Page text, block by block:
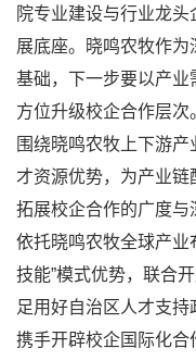
院专业建设与行业龙
展底座。晓鸣农牧作
基础，下一步要以产
方位升级校企合作层次
围绕晓鸣农牧上下游
才资源优势，为产业链
拓展校企合作的广度与
依托晓鸣农牧全球产业
技能”模式优势，联合
足用好自治区人才支持
携手开辟校企国际化合